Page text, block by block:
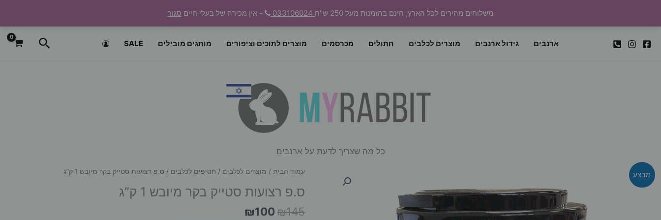
משלוחים מהירים לכל הארץ, חינם בהזמנות מעל 250 ש"ח - אין מכירה של בעלי חיים סגור
ארנבים גידול ארנבים מוצרים לכלבים חתולים מכרסמים מוצרים לתוכים וציפורים מותגים מובילים SALE חיפוש
כל מה שצריך לדעת על ארנבים
מבצע עמוד הבית / מוצרים לכלבים / חטיפים לכלבים / ס.פ רצועות סטייק בקר מיובש 1 ק”ג
ס.פ רצועות סטייק בקר מיובש 1 ק”ג
₪145
המחיר
₪100